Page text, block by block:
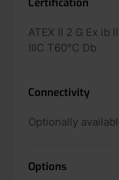
Certification
ATEX II 2 G Ex ib
IIIC T60°C Db
Connectivity
Optionally
Options